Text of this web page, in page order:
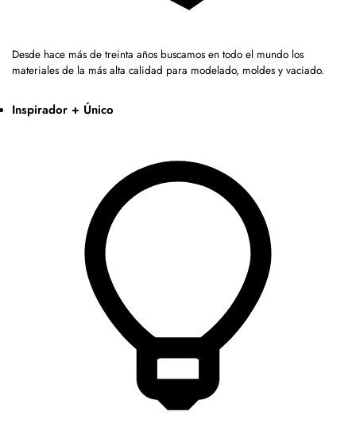
Desde hace más de treinta años buscamos en todo el mundo los
materiales de la más alta calidad para modelado, moldes y vaciado.
Inspirador + Único